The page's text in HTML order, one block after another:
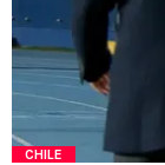
CHILE